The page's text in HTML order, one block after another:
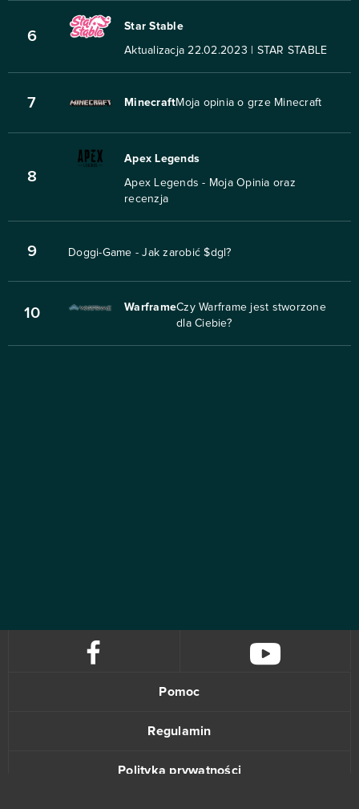
6
Star Stable
Aktualizacja 22.02.2023 | STAR STABLE
7 MinecraftMoja opinia o grze Minecraft
8
Apex Legends
Apex Legends - Moja Opinia oraz
recenzja
9 Doggi-Game - Jak zarobić $dgl?
10 WarframeCzy Warframe jest stworzone
dla Ciebie?
Pomoc
Regulamin
Polityka prywatności